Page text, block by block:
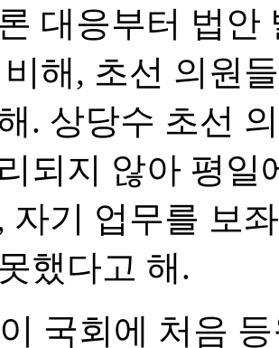
대응부터 법안
해, 초선 의원
. 상당수 초선
되지 않아 평일
자기 업무를 보
했다고 해.
국회에 처음